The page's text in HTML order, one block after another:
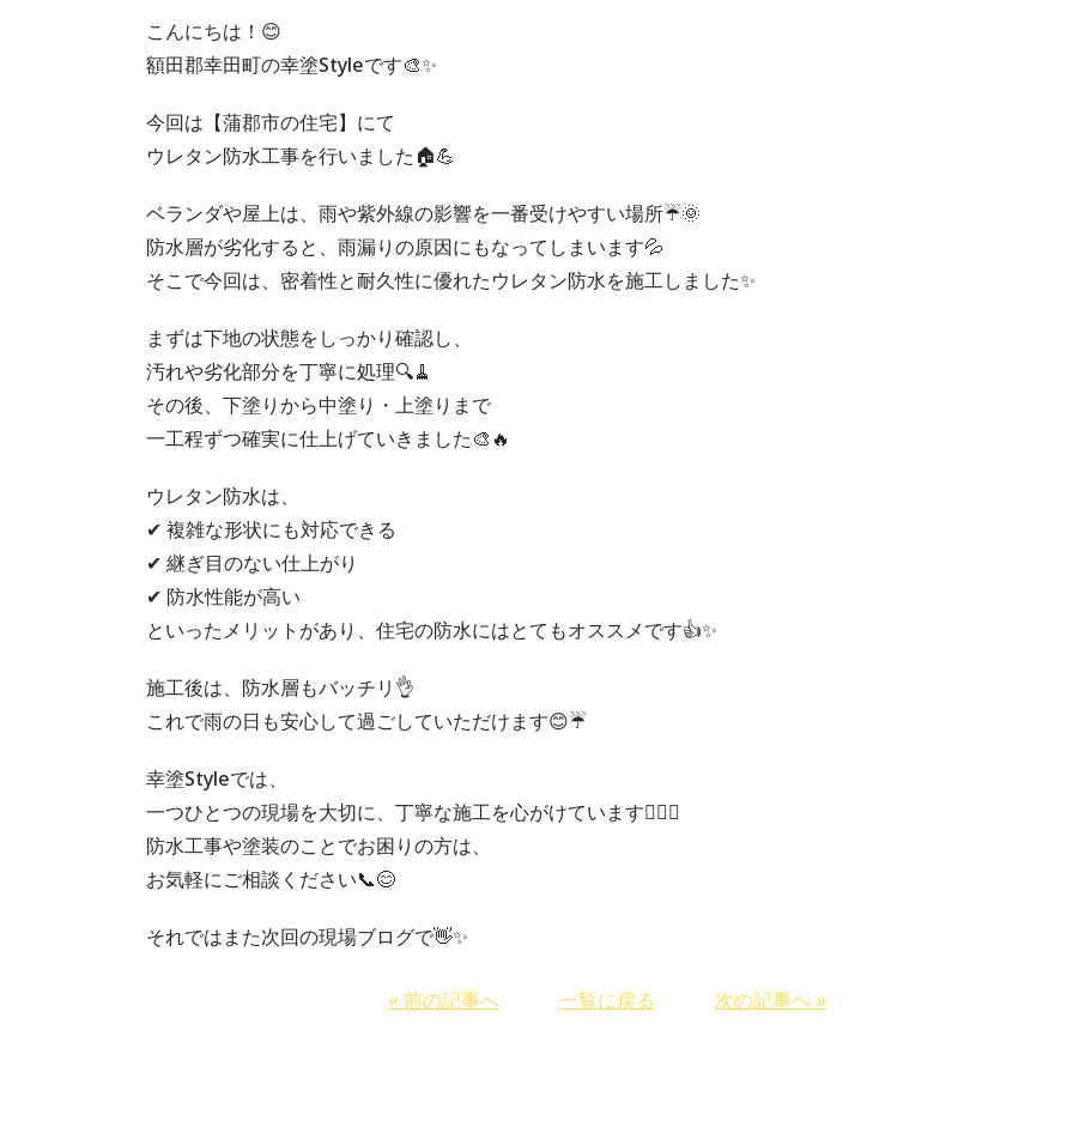
こんにちは！😊
額田郡幸田町の幸塗Styleです🎨✨
今回は【蒲郡市の住宅】にて
ウレタン防水工事を行いました🏠💪
ベランダや屋上は、雨や紫外線の影響を一番受けやすい場所☔️🌞
防水層が劣化すると、雨漏りの原因にもなってしまいます💦
そこで今回は、密着性と耐久性に優れたウレタン防水を施工しました✨
まずは下地の状態をしっかり確認し、
汚れや劣化部分を丁寧に処理🔍🧹
その後、下塗りから中塗り・上塗りまで
一工程ずつ確実に仕上げていきました🎨🔥
ウレタン防水は、
✔ 複雑な形状にも対応できる
✔ 継ぎ目のない仕上がり
✔ 防水性能が高い
といったメリットがあり、住宅の防水にはとてもオススメです👍✨
施工後は、防水層もバッチリ👌
これで雨の日も安心して過ごしていただけます😊☔️
幸塗Styleでは、
一つひとつの現場を大切に、丁寧な施工を心がけています🙇‍♂️✨
防水工事や塗装のことでお困りの方は、
お気軽にご相談ください📞😊
それではまた次回の現場ブログで👋✨
« 前の記事へ 一覧に戻る 次の記事へ »